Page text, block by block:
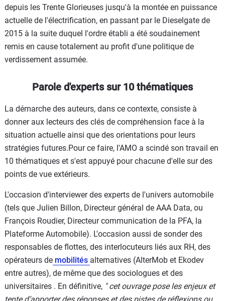
depuis les Trente Glorieuses jusqu'à la montée en puissance
actuelle de l'électrification, en passant par le Dieselgate de
2015 à la suite duquel l'ordre établi a été soudainement
remis en cause totalement au profit d'une politique de
verdissement assumée.
Parole d'experts sur 10 thématiques
La démarche des auteurs, dans ce contexte, consiste à
donner aux lecteurs des clés de compréhension face à la
situation actuelle ainsi que des orientations pour leurs
stratégies futures.Pour ce faire, l'AMO a scindé son travail en
10 thématiques et s'est appuyé pour chacune d'elle sur des
points de vue extérieurs.
L'occasion d'interviewer des experts de l'univers automobile
(tels que Julien Billon, Directeur général de AAA Data, ou
François Roudier, Directeur communication de la PFA, la
Plateforme Automobile). L'occasion aussi de sonder des
responsables de flottes, des interlocuteurs liés aux RH, des
opérateurs de mobilités alternatives (AlterMob et Ekodev
entre autres), de même que des sociologues et des
universitaires . En définitive, " cet ouvrage pose les enjeux et